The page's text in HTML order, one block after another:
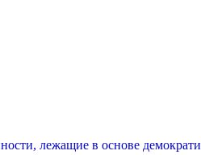
лежащие в основе